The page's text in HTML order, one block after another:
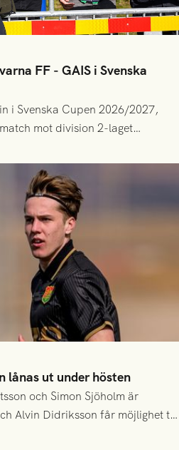
FF - GAIS i Svenska
i Svenska Cupen 2026/2027,
mot division 2-laget
stötta grönsvart på plats!
lånas ut under hösten
och Simon Sjöholm är
Alvin Didriksson får möjlighet till